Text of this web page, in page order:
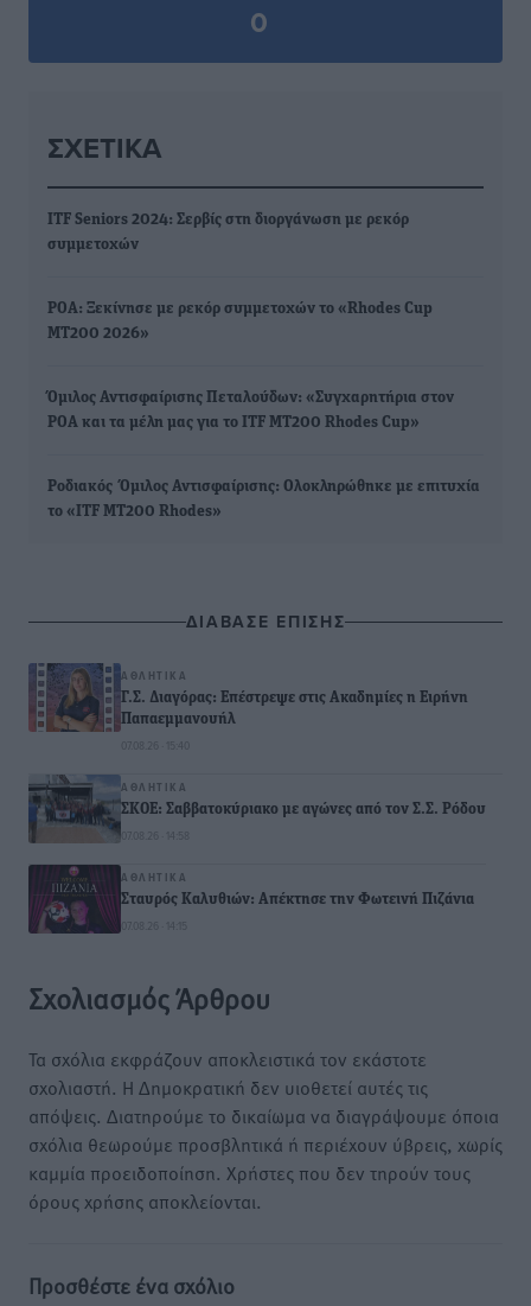
0
ΣΧΕΤΙΚΆ
ITF Seniors 2024: Σερβίς στη διοργάνωση με ρεκόρ
συμμετοχών
ΡΟΑ: Ξεκίνησε με ρεκόρ συμμετοχών το «Rhodes Cup
MT200 2026»
Όμιλος Αντισφαίρισης Πεταλούδων: «Συγχαρητήρια στον
ΡΟΑ και τα μέλη μας για το ITF MT200 Rhodes Cup»
Ροδιακός Όμιλος Αντισφαίρισης: Ολοκληρώθηκε με επιτυχία
το «ITF MT200 Rhodes»
ΔΙΑΒΑΣΕ ΕΠΙΣΗΣ
ΑΘΛΗΤΙΚΆ
Γ.Σ. Διαγόρας: Επέστρεψε στις Ακαδημίες η Ειρήνη
Παπαεμμανουήλ
07.08.26 · 15:40
ΑΘΛΗΤΙΚΆ
ΣΚΟΕ: Σαββατοκύριακο με αγώνες από τον Σ.Σ. Ρόδου
07.08.26 · 14:58
ΑΘΛΗΤΙΚΆ
Σταυρός Καλυθιών: Απέκτησε την Φωτεινή Πιζάνια
07.08.26 · 14:15
Σχολιασμός Άρθρου
Τα σχόλια εκφράζουν αποκλειστικά τον εκάστοτε
σχολιαστή. Η Δημοκρατική δεν υιοθετεί αυτές τις
απόψεις. Διατηρούμε το δικαίωμα να διαγράψουμε όποια
σχόλια θεωρούμε προσβλητικά ή περιέχουν ύβρεις, χωρίς
καμμία προειδοποίηση. Χρήστες που δεν τηρούν τους
όρους χρήσης αποκλείονται.
Προσθέστε ένα σχόλιο